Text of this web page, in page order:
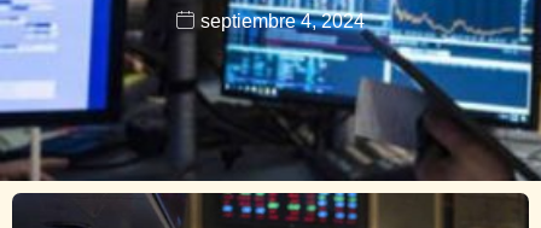
septiembre 4, 2024